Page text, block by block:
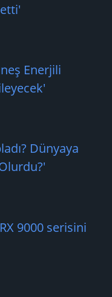
Enerjili
Dünyaya
9000 serisini